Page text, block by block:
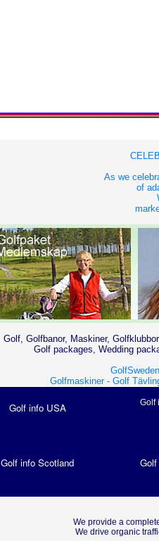
As we
of
Golf, Golfbanor, Maskiner,
Golf packages, Wedding
Golfmaskiner - Golf
Golf info USA Golf
Golf info Scotland
We provide a
We drive organic